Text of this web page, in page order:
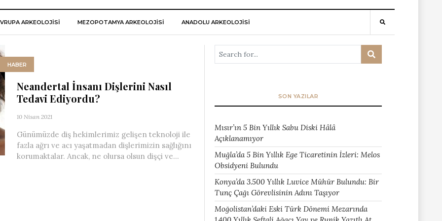
ARKEOLOJISI MEZOPOTAMYA ARKEOLOJISI ANADOLU ARKEOLOJİSİ
HABER
Neandertal İnsanı Dişlerini Nasıl
Tedavi Ediyordu?
10 Nisan 2021
Günümüzde diş hekimlerimiz gelişen teknoloji ile
fazla ağrı ve acı yaşatmadan dişlerimizin sağlığını
korumaktalar. Ancak, ne olursa olsun dişçi ve...
SON YAZILAR
Mısır’ın 5 Bin Yıllık Sabu Diski Hâlâ
Açıklanamıyor
Muğla’da 5 Bin Yıllık Ege Ticaretinin İzleri: Melos
Obsidyeni Bulundu
Konya’da 3.500 Yıllık Luvice Mühür Bulundu: Bir
Tunç Çağı Görevlisinin Adını Taşıyor
Moğolistan’daki Eski Türk Dönemi Mezarında